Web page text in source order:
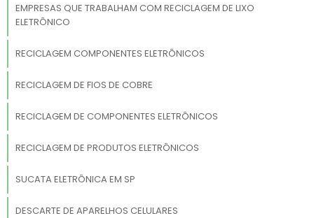
EMPRESAS QUE TRABALHAM COM RECICLAGEM DE LIXO
ELETRÔNICO
RECICLAGEM COMPONENTES ELETRÔNICOS
RECICLAGEM DE FIOS DE COBRE
RECICLAGEM DE COMPONENTES ELETRÔNICOS
RECICLAGEM DE PRODUTOS ELETRÔNICOS
SUCATA ELETRÔNICA EM SP
DESCARTE DE APARELHOS CELULARES